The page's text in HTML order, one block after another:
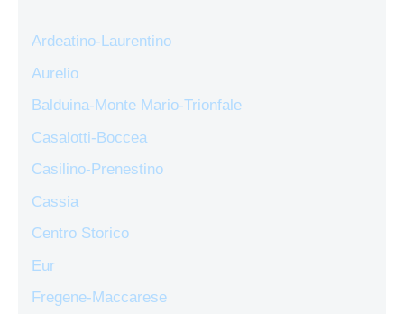
Ardeatino-Laurentino
Aurelio
Balduina-Monte Mario-Trionfale
Casalotti-Boccea
Casilino-Prenestino
Cassia
Centro Storico
Eur
Fregene-Maccarese